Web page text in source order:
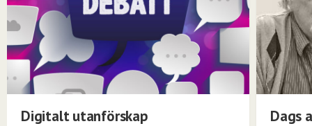
Digitalt utanförskap Dags